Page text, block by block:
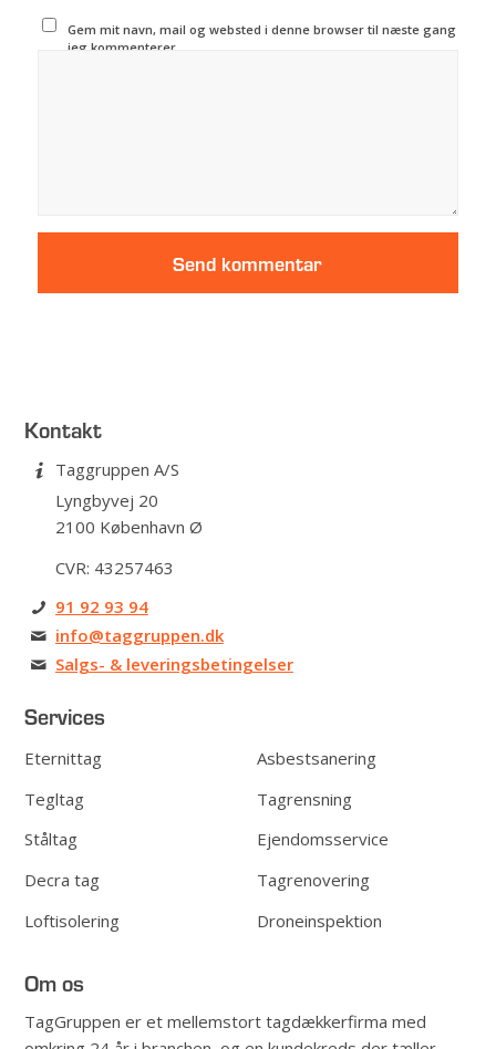
Gem mit navn, mail og websted i denne browser til næste gang
jeg kommenterer.
Kontakt
Taggruppen A/S
Lyngbyvej 20
2100 København Ø
CVR: 43257463
91 92 93 94
info@taggruppen.dk
Salgs- & leverings­betingelser
Services
Eternittag
Tegltag
Ståltag
Decra tag
Loftisolering
Asbestsanering
Tagrensning
Ejendomsservice
Tagrenovering
Droneinspektion
Om os
​TagGruppen er et mellemstort tagdækkerfirma med